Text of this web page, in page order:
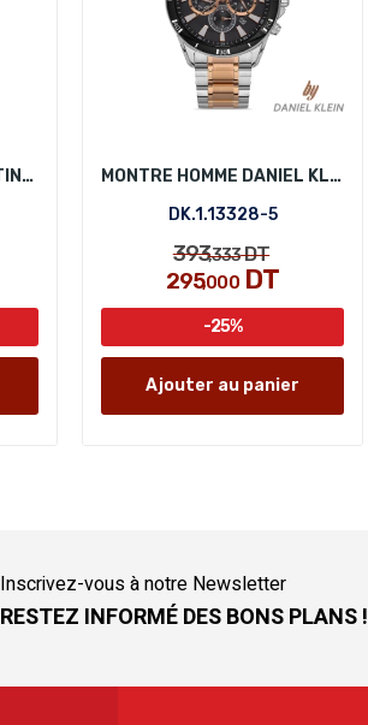
MONTRE HOMME VALENTINO ORLANDI VO.1.10006-3
MONTRE HOMME DANIEL KLEIN DK.1.13328-5
DK.1.13328-5
393,333DT
295,000DT
-25%
Ajouter au panier
Inscrivez-vous à notre Newsletter
RESTEZ INFORMÉ DES BONS PLANS !